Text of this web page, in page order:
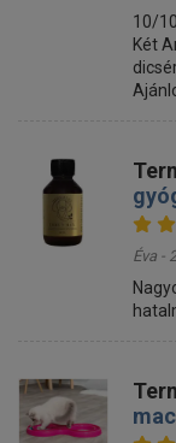
10/
Két
Éva -